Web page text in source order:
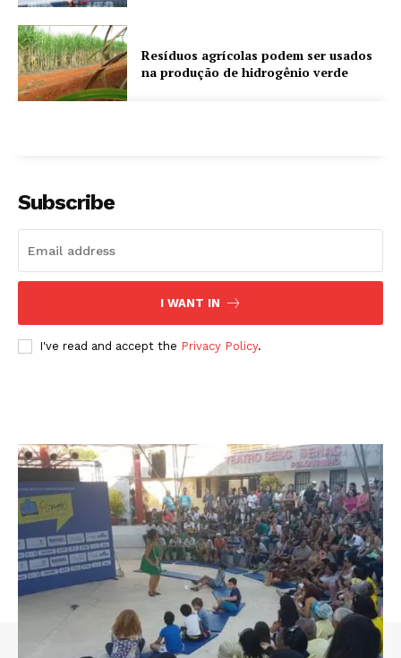
Resíduos agrícolas podem ser usados
na produção de hidrogênio verde
Subscribe
I WANT IN
I've read and accept the Privacy Policy.